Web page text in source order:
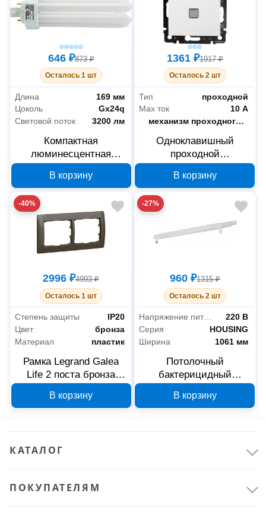
646 ₽873 ₽
Осталось 1 шт
Длина
169 мм
Цоколь
Gх24q
Световой поток
3200 лм
Компактная
люминесцентная
T/E 4050300425641, 42
Вт, GX24q
В корзину
1361 ₽1917 ₽
Осталось 2 шт
Тип
проходной
Max ток
10 А
Тип комплектации
механизм проходного переключателя с накладкой
Одноклавишный
проходной
подсветкой Legrand
Valena 774426
В корзину
-40%
2996 ₽4993 ₽
Осталось 1 шт
Степень защиты
IP20
Цвет
бронза
Материал
пластик
Рамка Legrand Galea
Life 2 поста бронза
В корзину
-27%
960 ₽1315 ₽
Осталось 2 шт
Напряжение питания
220 В
Серия
HOUSING
Ширина
1061 мм
Потолочный
бактерицидный
HOUSING 900
открытый
В корзину
КАТАЛОГ
ПОКУПАТЕЛЯМ